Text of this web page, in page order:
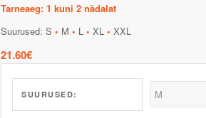
Tarneaeg: 1 kuni 2 nädalat
Suurused: S• M• L• XL• XXL
21.60€
SUURUSED: